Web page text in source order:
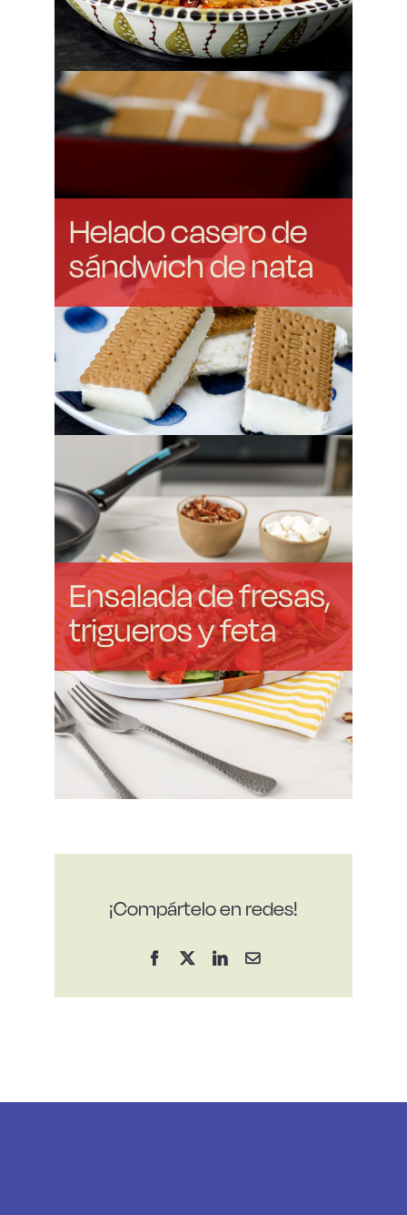
Helado casero de
sándwich de nata
Ensalada de fresas,
trigueros y feta
¡Compártelo en redes!
Facebook
X LinkedInCorreo